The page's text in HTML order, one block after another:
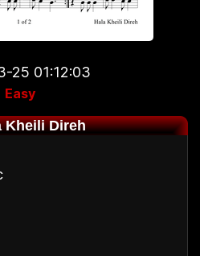
25 01:12:03
Easy
Kheili Direh